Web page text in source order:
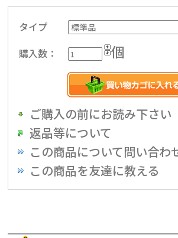
タイプ
購入数：
個
ご購入の前にお読み下さい
返品等について
この商品について問い合わ
この商品を友達に教える